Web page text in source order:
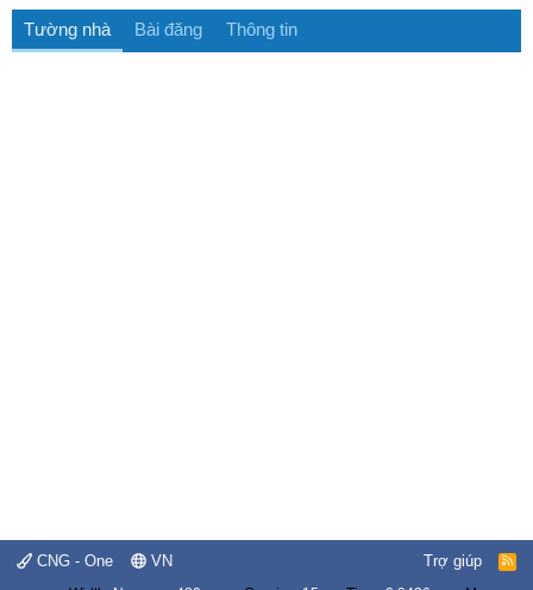
Tường nhà Bài đăng Thông tin
CNG - One VN Trợ giúp
R